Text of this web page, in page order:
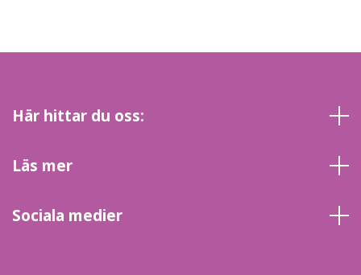
Här hittar du oss:
Läs mer
Sociala medier